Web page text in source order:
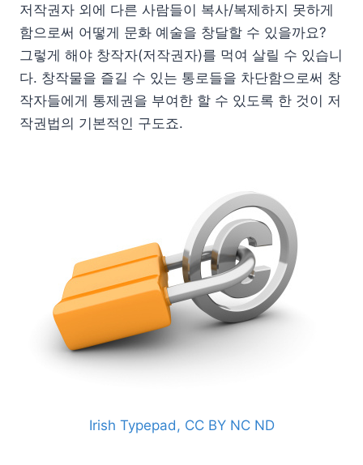
저작권자 외에 다른 사람들이 복사/복제하지 못하게
함으로써 어떻게 문화 예술을 창달할 수 있을까요?
그렇게 해야 창작자(저작권자)를 먹여 살릴 수 있습니
다. 창작물을 즐길 수 있는 통로들을 차단함으로써 창
작자들에게 통제권을 부여한 할 수 있도록 한 것이 저
작권법의 기본적인 구도죠.
Irish Typepad, CC BY NC ND